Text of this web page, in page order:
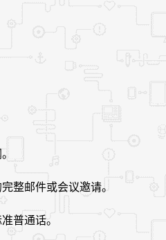
整邮件或会议邀请。
普通话。